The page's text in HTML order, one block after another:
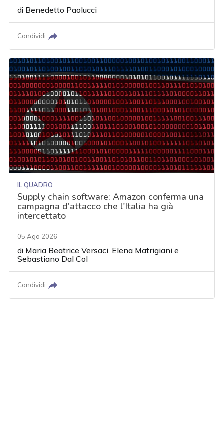
di Benedetto Paolucci
Condividi
IL QUADRO
Supply chain software: Amazon conferma una
campagna d’attacco che l'Italia ha già
intercettato
05 Ago 2026
di Maria Beatrice Versaci, Elena Matrigiani e
Sebastiano Dal Col
Condividi